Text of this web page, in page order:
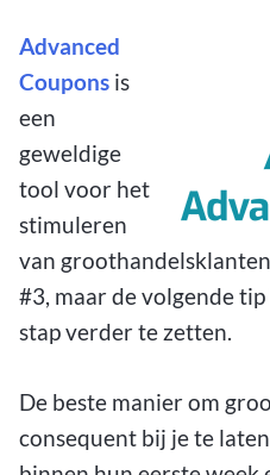
Advanced
Coupons is
een
geweldige
tool voor het
stimuleren
van
#3, maar de volgende
stap verder te zetten.
De beste manier om
consequent bij je te